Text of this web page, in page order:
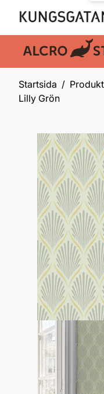
En del av:
Startsida
Lilly Grön